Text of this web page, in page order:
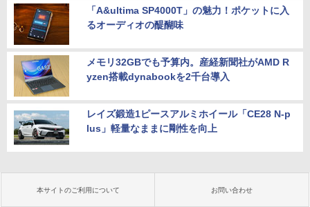
「A&ultima SP4000T」の魅力！ポケットに入
るオーディオの醍醐味
メモリ32GBでも予算内。産経新聞社がAMD R
yzen搭載dynabookを2千台導入
レイズ鍛造1ピースアルミホイール「CE28 N-p
lus」軽量なままに剛性を向上
本サイトのご利用について お問い合わせ